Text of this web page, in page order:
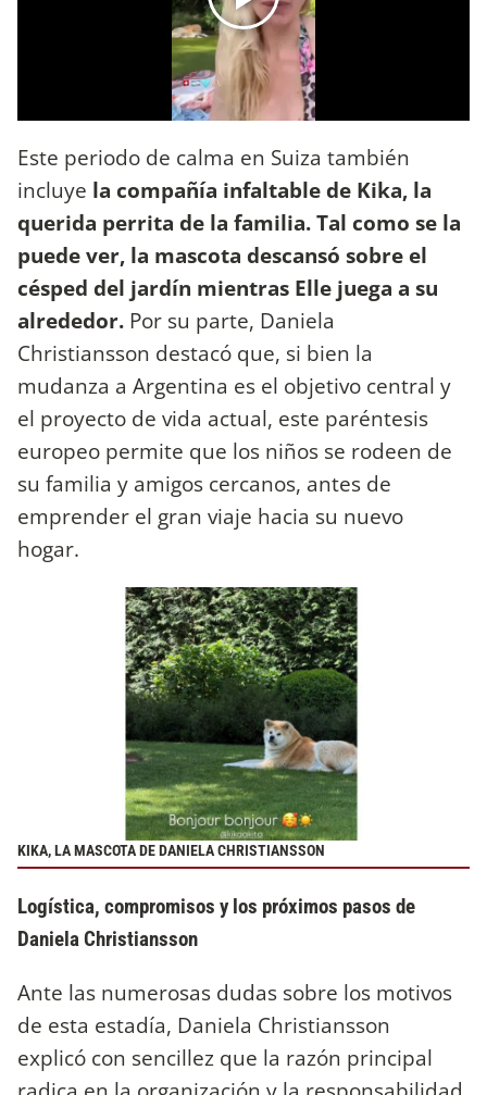
Este periodo de calma en Suiza también
incluye la compañía infaltable de Kika, la
querida perrita de la familia. Tal como se la
puede ver, la mascota descansó sobre el
césped del jardín mientras Elle juega a su
alrededor. Por su parte, Daniela
Christiansson destacó que, si bien la
mudanza a Argentina es el objetivo central y
el proyecto de vida actual, este paréntesis
europeo permite que los niños se rodeen de
su familia y amigos cercanos, antes de
emprender el gran viaje hacia su nuevo
hogar.
KIKA, LA MASCOTA DE DANIELA CHRISTIANSSON
Logística, compromisos y los próximos pasos de
Daniela Christiansson
Ante las numerosas dudas sobre los motivos
de esta estadía, Daniela Christiansson
explicó con sencillez que la razón principal